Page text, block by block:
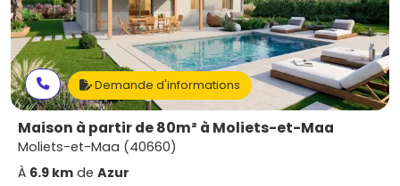
Demande d'informations
Maison à partir de 80m² à Moliets-et-Maa
Moliets-et-Maa (40660)
À 6.9 km de Azur